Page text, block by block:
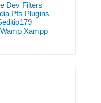
Dev Filters
Pfs Plugins
Wamp Xampp